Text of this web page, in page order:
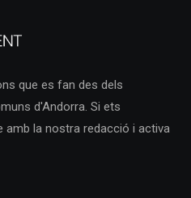
que es fan des dels
d'Andorra. Si ets
la nostra redacció i activa